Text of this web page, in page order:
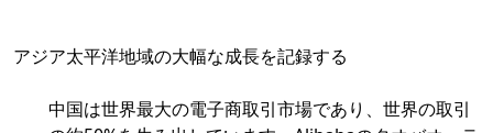
アジア太平洋地域の大幅な成長を記録する
中国は世界最大の電子商取引市場であり、世界の取引